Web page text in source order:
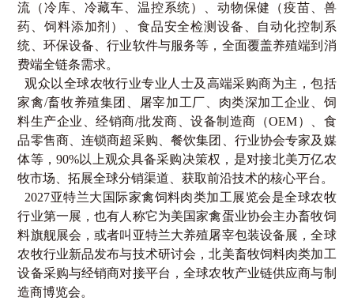
流（冷库、冷藏车、温控系统）、动物保健（疫苗、兽
药、饲料添加剂）、食品安全检测设备、自动化控制系
统、环保设备、行业软件与服务等，全面覆盖养殖端到消
费端全链条需求。
观众以全球农牧行业专业人士及高端采购商为主，包括
家禽/畜牧养殖集团、屠宰加工厂、肉类深加工企业、饲
料生产企业、经销商/批发商、设备制造商（OEM）、食
品零售商、连锁商超采购、餐饮集团、行业协会专家及媒
体等，90%以上观众具备采购决策权，是对接北美万亿农
牧市场、拓展全球分销渠道、获取前沿技术的核心平台。
2027亚特兰大国际家禽饲料肉类加工展览会是全球农牧
行业第一展，也有人称它为美国家禽蛋业协会主办畜牧饲
料旗舰展会，或者叫亚特兰大养殖屠宰包装设备展，全球
农牧行业新品发布与技术研讨会，北美畜牧饲料肉类加工
设备采购与经销商对接平台，全球农牧产业链供应商与制
造商博览会。